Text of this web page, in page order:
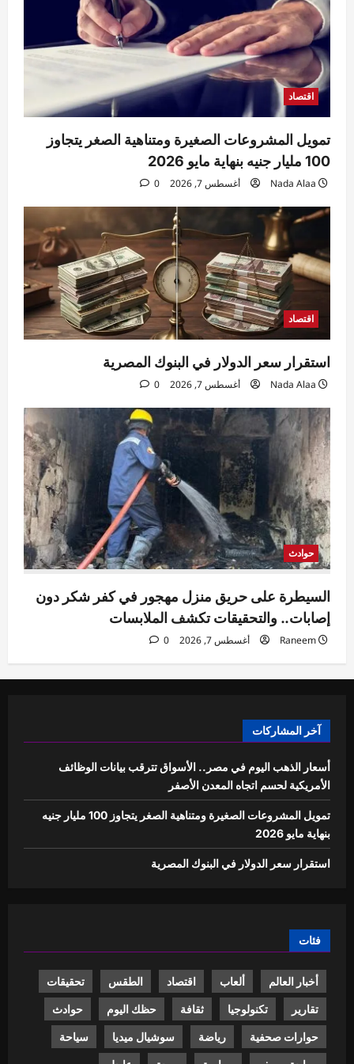
4 أغسطس 7, 2026
5
حوادث
مقتل مسن بورسعيد.. العثور على رجل مُقيد
اليدين والقدمين داخل منزله والأمن يكثف
أغسطس 7, 2026 0
اقتصاد
تمويل المشروعات الصغيرة ومتناهية الصغر يتجاوز
100 مليار جنيه بنهاية مايو 2026
Nada Alaa أغسطس 7, 2026 0
اقتصاد
استقرار سعر الدولار في البنوك المصرية
Nada Alaa أغسطس 7, 2026 0
حوادث
السيطرة على حريق منزل مهجور في كفر شكر دون
إصابات.. والتحقيقات تكشف الملابسات
Raneem أغسطس 7, 2026 0
آخر المشاركات
أسعار الذهب اليوم في مصر.. الأسواق تترقب بيانات الوظائف
الأمريكية لحسم اتجاه المعدن الأصفر
تمويل المشروعات الصغيرة ومتناهية الصغر يتجاوز 100 مليار جنيه
بنهاية مايو 2026
استقرار سعر الدولار في البنوك المصرية
فئات
أخبار العالم ألعاب اقتصاد الطقس تحقيقات
تقارير تكنولوجيا ثقافة حظك اليوم حوادث
حوارات صحفية رياضة سوشيال ميديا سياحة